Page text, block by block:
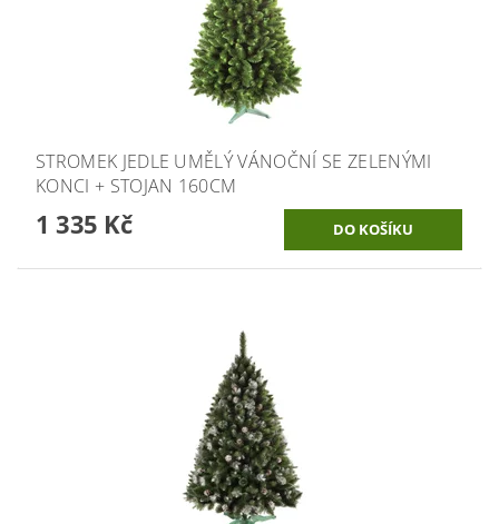
STROMEK JEDLE UMĚLÝ VÁNOČNÍ SE ZELENÝMI
KONCI + STOJAN 160CM
1 335 Kč